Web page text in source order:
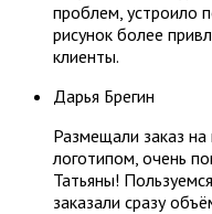
проблем, устроило
рисунок более
клиенты.
​Дарья Брегин
Размещали заказ
логотипом, очень
Татьяны!
заказали сразу